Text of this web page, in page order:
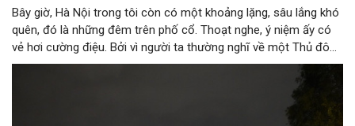
Bây giờ, Hà Nội trong tôi còn có một khoảng lặng, sâu lắng khó
quên, đó là những đêm trên phố cổ. Thoạt nghe, ý niệm ấy có
vẻ hơi cường điệu. Bởi vì người ta thường nghĩ về một Thủ đô
ngàn năm văn hiến với những nét tĩnh lặng, cổ kính, rêu phong
trong ánh nắng ban mai mơ màng buông xuống “ba mươi sáu
phố phường”; nên có lẽ, sẽ ngỡ ngàng, nếu ai đó khi nghe thấy
nơi này được gọi là “thành phố của những đêm thâu”.